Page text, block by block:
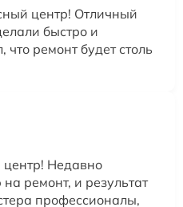
центр! Отличный
быстро и
ремонт будет столь
Недавно
ремонт, и результат
профессионалы,